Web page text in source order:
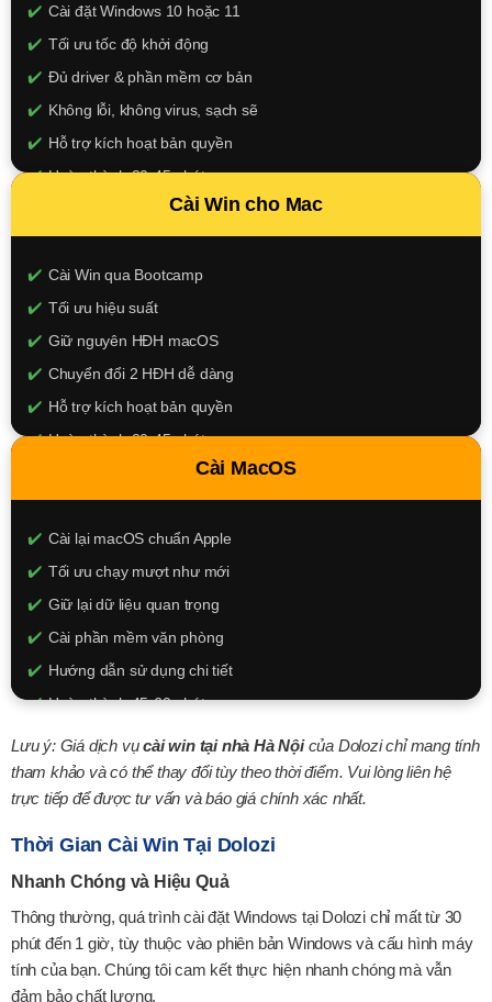
Cài đặt Windows 10 hoặc 11
Tối ưu tốc độ khởi động
Đủ driver & phần mềm cơ bản
Không lỗi, không virus, sạch sẽ
Hỗ trợ kích hoạt bản quyền
Hoàn thành 30-45 phút
150.000đ
Cài Win cho Mac
Cài Win qua Bootcamp
Tối ưu hiệu suất
Giữ nguyên HĐH macOS
Chuyển đổi 2 HĐH dễ dàng
Hỗ trợ kích hoạt bản quyền
Hoàn thành 30-45 phút
350.000đ
XEM CHI TIẾT
Cài MacOS
Cài lại macOS chuẩn Apple
Tối ưu chạy mượt như mới
Giữ lại dữ liệu quan trọng
Cài phần mềm văn phòng
Hướng dẫn sử dụng chi tiết
Hoàn thành 45-60 phút
350.000đ
XEM CHI TIẾT
Lưu ý: Giá dịch vụcài win tại nhà Hà Nộicủa Dolozi chỉ mang tính
tham khảo và có thể thay đổi tùy theo thời điểm. Vui lòng liên hệ
trực tiếp để được tư vấn và báo giá chính xác nhất.
Thời Gian Cài Win Tại Dolozi
Nhanh Chóng và Hiệu Quả
Thông thường, quá trình cài đặt Windows tại Dolozi chỉ mất từ 30
phút đến 1 giờ, tùy thuộc vào phiên bản Windows và cấu hình máy
tính của bạn. Chúng tôi cam kết thực hiện nhanh chóng mà vẫn
đảm bảo chất lượng.